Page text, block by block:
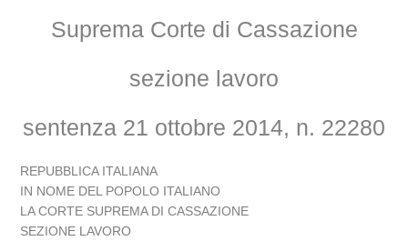
Suprema Corte di Cassazione
sezione lavoro
sentenza 21 ottobre 2014, n. 22280
REPUBBLICA ITALIANA
IN NOME DEL POPOLO ITALIANO
LA CORTE SUPREMA DI CASSAZIONE
SEZIONE LAVORO